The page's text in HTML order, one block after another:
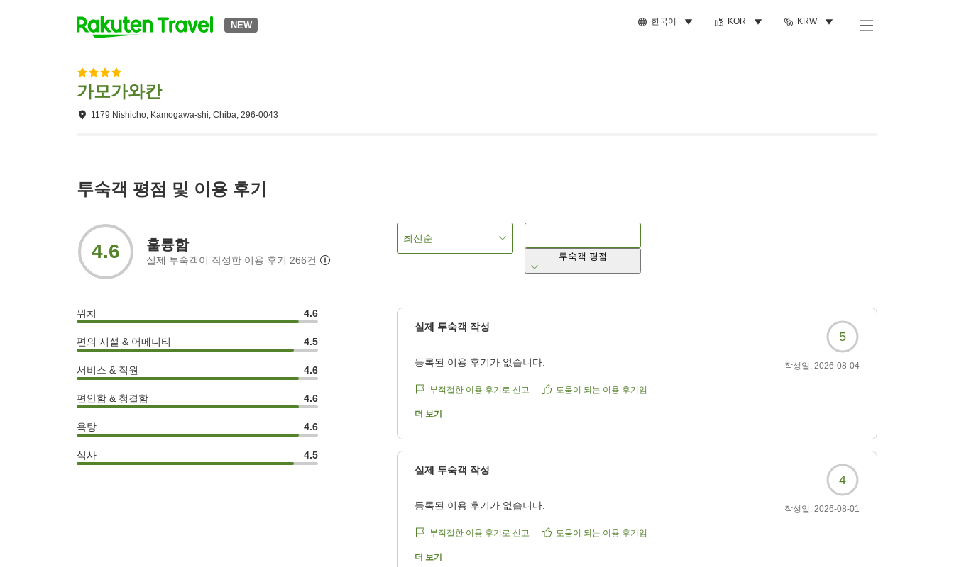
NEW 한국어 KOR KRW
가모가와칸
1179 Nishicho, Kamogawa-shi, Chiba, 296-0043
투숙객 평점 및 이용 후기
4.6 훌륭함
실제 투숙객이 작성한 이용 후기 266건
위치 4.6
편의 시설 & 어메니티 4.5
서비스 & 직원 4.6
편안함 & 청결함 4.6
욕탕 4.6
식사 4.5
최신순
투숙객 평점
실제 투숙객 작성
5
등록된 이용 후기가 없습니다. 작성일: 2026-08-04
부적절한 이용 후기로 신고 도움이 되는 이용 후기임
더 보기
실제 투숙객 작성
4
등록된 이용 후기가 없습니다. 작성일: 2026-08-01
부적절한 이용 후기로 신고 도움이 되는 이용 후기임
더 보기